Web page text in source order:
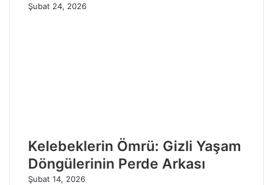
Şubat 24, 2026
Kelebeklerin Ömrü: Gizli Yaşam
Döngülerinin Perde Arkası
Şubat 14, 2026